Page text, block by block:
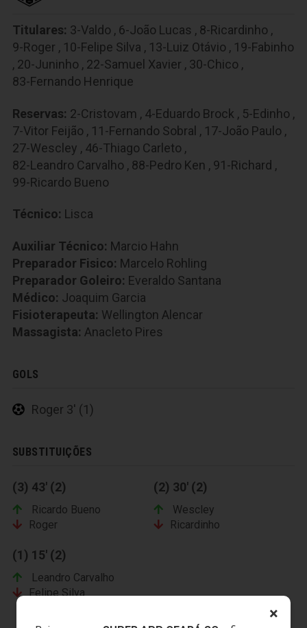
×
Titulares: 3-Valdo , 6-João Lucas , 8-Ricardinho ,
9-Roger , 10-Felipe Silva , 13-Luiz Otávio , 19-Fabinho
, 20-Juninho , 22-Samuel Xavier , 30-Chico ,
83-Fernando Henrique
Reservas: 2-Cristovam , 4-Eduardo Brock , 5-Edinho ,
7-Vitor Feijão , 11-Fernando Sobral , 17-João Paulo ,
27-Wescley , 46-Thiago Carleto ,
82-Leandro Carvalho , 88-Pedro Ken , 91-Richard ,
99-Ricardo Bueno
Técnico: Lisca
Auxiliar Técnico: Marcio Hahn
Preparador Fisico: Marcelo Rohling
Preparador Goleiro: Everaldo Santana
Médico: Joaquim Garcia
Fisioterapeuta: Wellington Alencar
Massagista: Anacleto Pires
GOLS
Roger 3' (1)
SUBSTITUIÇÕES
(3) 43' (2)
Ricardo Bueno
Roger
(2) 30' (2)
Wescley
Ricardinho
(1) 15' (2)
Leandro Carvalho
Felipe Silva